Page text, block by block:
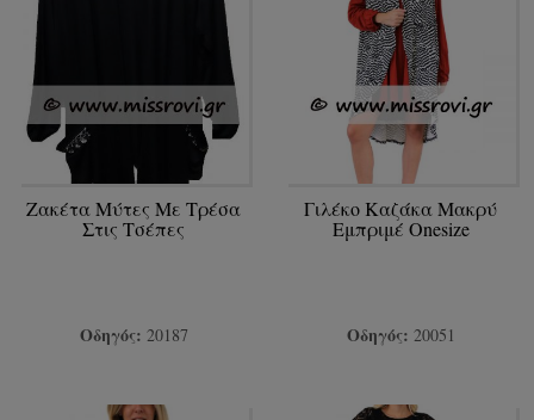
Ζακέτα Μύτες Με Τρέσα
Στις Τσέπες
Οδηγός: 20187
Γιλέκο Καζάκα Μακρύ
Εμπριμέ Onesize
Οδηγός: 20051